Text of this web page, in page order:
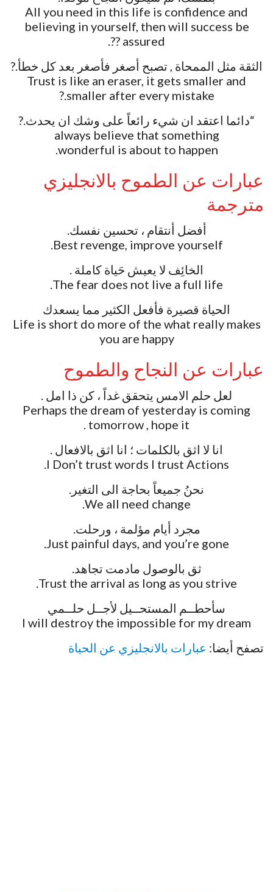
All you need in this life is confidence and
believing in yourself, then will success be
assured ??.
الثقة مثل الممحاة , تصبح أصغر فأصغر بعد كل خطأ.?
Trust is like an eraser, it gets smaller and
smaller after every mistake.?
“دائما اعتقد ان شيء رائعاً على وشك ان يحدث.?
always believe that something
wonderful is about to happen.
عبارات عن الطموح بالانجليزي
مترجمة
أفضل أنتقام ، تحسين نفسك.
Best revenge, improve yourself.
الخائِف لا يعيش حَياة كاملة .
The fear does not live a full life.
الحياة قصيرة فأفعل الكثير مما يسعدك
Life is short do more of the what really makes
you are happy
عبارات عن النجاح والطموح
لعل حلم الامس يتحقق غداً ، كن ذا امل .
Perhaps the dream of yesterday is coming
tomorrow , hope it .
‏انا لا اثق بالكلمات ؛ انا اثق بالافعال .
نحنُ جميعاً بحاجة الى التغير.
We all need change.
مجرد أيام مؤلمة ، ورحلت.
Just painful days, and you’re gone.
ثق بالوصول مادمت تجاهد.
Trust the arrival as long as you strive.
سأحطــم المستحــيل لأجــل حلــمي
I will destroy the impossible for my dream
تصفح أيضا: عبارات بالانجليزي عن الحياة